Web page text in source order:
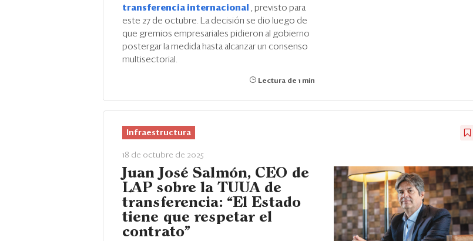
transferencia internacional , previsto para
este 27 de octubre. La decisión se dio luego de
que gremios empresariales pidieron al gobierno
postergar la medida hasta alcanzar un consenso
multisectorial.
Lectura de 1 min
Infraestructura
18 de octubre de 2025
Juan José Salmón, CEO de
LAP sobre la TUUA de
transferencia: “El Estado
tiene que respetar el
contrato”